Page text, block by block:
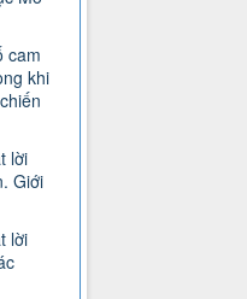
cam
khi
lời
Giới
lời